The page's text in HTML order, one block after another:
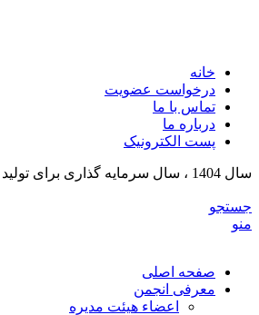
خانه
درخواست عضویت
تماس با ما
درباره ما
پست الکترونیک
سال 1404 ، سال سرمایه گذاری برای تولید
جستجو
منو
صفحه اصلی
معرفی انجمن
اعضاء هیئت مدیره